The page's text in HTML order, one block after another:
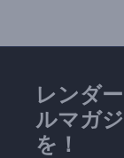
レンダ
ルマガ
を！